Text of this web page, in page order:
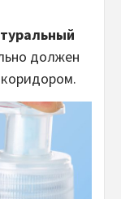
должен